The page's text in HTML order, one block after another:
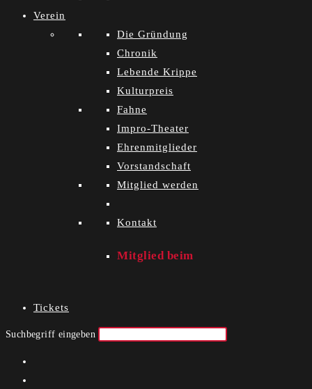
Verein
Die Gründung
Chronik
Lebende Krippe
Kulturpreis
Fahne
Impro-Theater
Ehrenmitglieder
Vorstandschaft
Mitglied werden
Kontakt
Mitglied beim
Tickets
Suchbegriff eingeben